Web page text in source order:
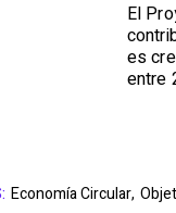
El
es
entre
Economía Circular,